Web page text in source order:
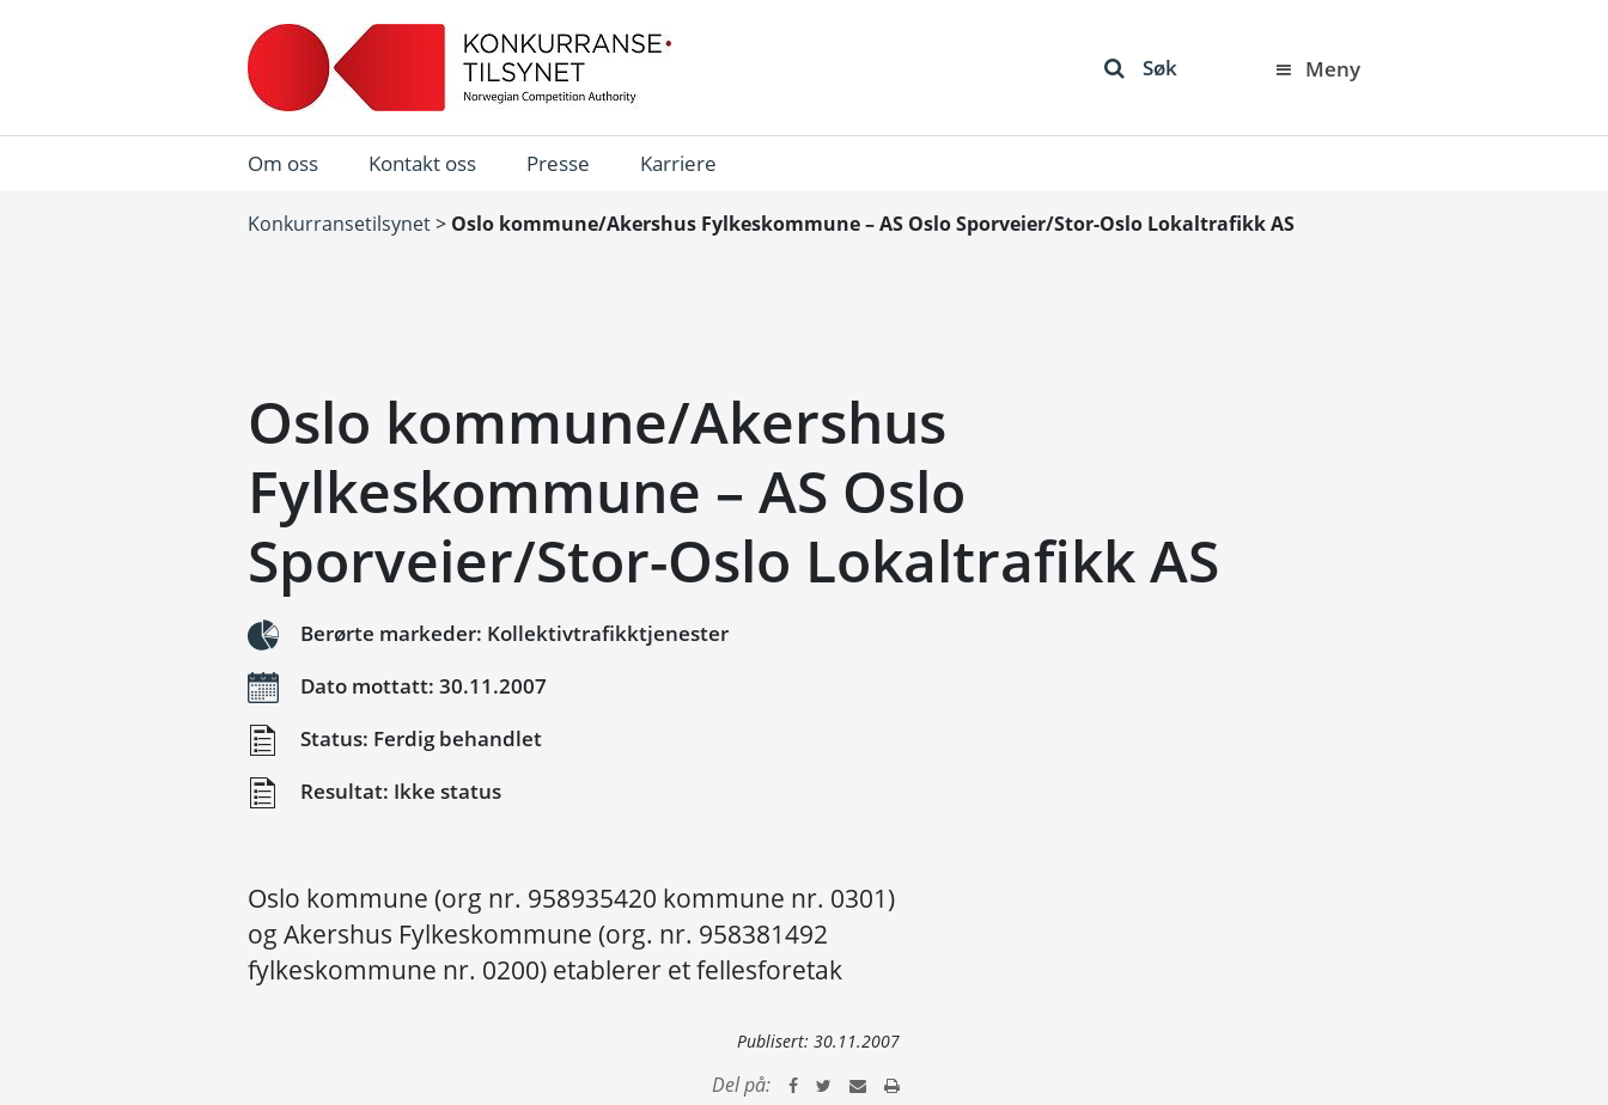
Søk Meny
Om oss Kontakt oss Presse Karriere
Konkurransetilsynet> Oslo kommune/Akershus Fylkeskommune – AS Oslo Sporveier/Stor-Oslo Lokaltrafikk AS
Oslo kommune/Akershus
Fylkeskommune – AS Oslo
Sporveier/Stor-Oslo Lokaltrafikk AS
Berørte markeder: Kollektivtrafikktjenester
Dato mottatt: 30.11.2007
Status: Ferdig behandlet
Resultat: Ikke status
Oslo kommune (org nr. 958935420 kommune nr. 0301)
og Akershus Fylkeskommune (org. nr. 958381492
fylkeskommune nr. 0200) etablerer et fellesforetak
Publisert: 30.11.2007
Del på: